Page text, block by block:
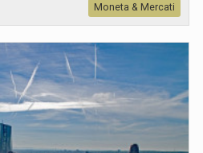
Moneta & Mercati